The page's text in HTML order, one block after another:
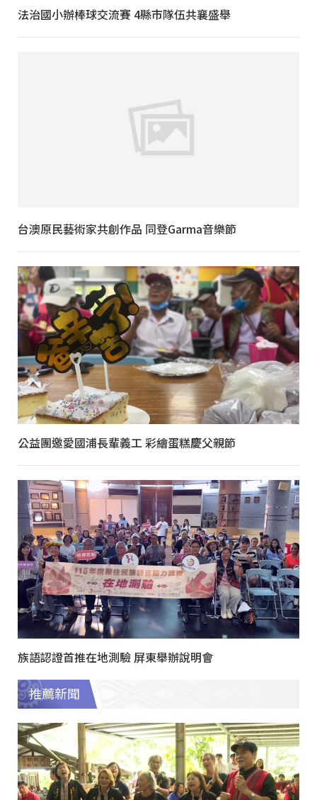
法治國小辦棒球交流賽 4縣市隊伍共襄盛舉
台澳原民藝術家共創作品 同登Garma音樂節
公益團邀愛國浦長輩義工 彩繪蛋糕慶父親節
族語認證首推在地測驗 屏東舉辦說明會
推薦新聞